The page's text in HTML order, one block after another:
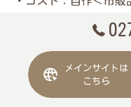
用途や庭の利用状況
ナチュラル除草剤の
メインサイトは
こちら